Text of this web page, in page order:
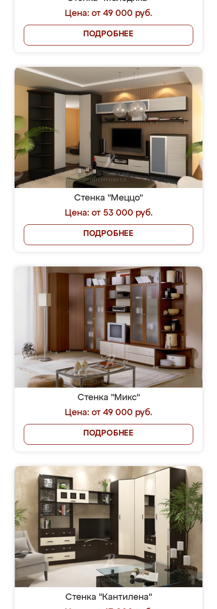
Цена: от 49 000 руб.
ПОДРОБНЕЕ
Стенка "Меццо"
Цена: от 53 000 руб.
ПОДРОБНЕЕ
Стенка "Микс"
Цена: от 49 000 руб.
ПОДРОБНЕЕ
Стенка "Кантилена"